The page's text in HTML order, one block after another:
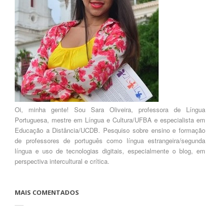
Oi, minha gente! Sou Sara Oliveira, professora de Língua
Portuguesa, mestre em Língua e Cultura/UFBA e especialista em
Educação a Distância/UCDB. Pesquiso sobre ensino e formação
de professores de português como língua estrangeira/segunda
língua e uso de tecnologias digitais, especialmente o blog, em
perspectiva intercultural e crítica.
MAIS COMENTADOS